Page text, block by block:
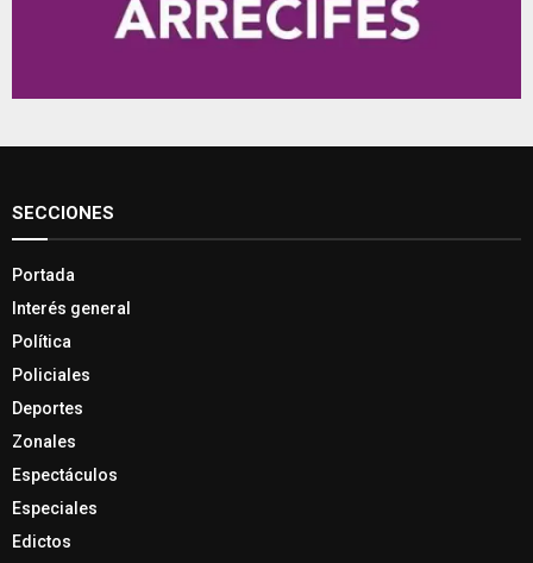
SECCIONES
Portada
Interés general
Política
Policiales
Deportes
Zonales
Espectáculos
Especiales
Edictos